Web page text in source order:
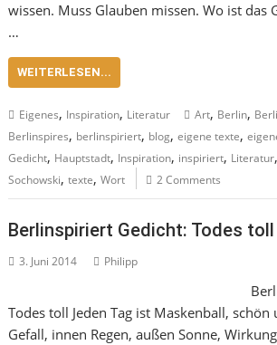
wissen. Muss Glauben missen. Wo ist das
…
WEITERLESEN...
Eigenes, Inspiration, Literatur Art, Berlin,
Berlinspires, berlinspiriert, blog,eigene texte,
Gedicht, Hauptstadt, Inspiration, inspiriert, Literatur,
Sochowski,texte,Wort 2 Comments
Berlinspiriert Gedicht: Todes toll
3. Juni 2014 Philipp
Todes toll Jeden Tag ist Maskenball, schön
Gefall, innen Regen, außen Sonne,